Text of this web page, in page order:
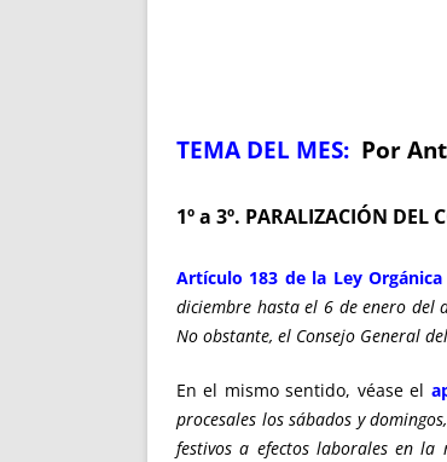
TEMA DEL MES: Por
1º a 3º. PARALIZACIÓN DEL
Artículo 183 de la Ley
diciembre hasta el 6 de enero del
No obstante, el Consejo General
En el mismo sentido, véase el
procesales los sábados y
festivos a efectos laborales en la